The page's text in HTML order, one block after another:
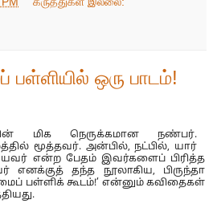
பள்ளியில் ஒரு பாடம்!
மிக நெருக்கமான நண்பர்.
மூத்தவர். அன்பில், நட்பில், யார்
யவர் என்ற பேதம் இவர்களைப் பிரித்த
தந்த நூலாகிய, பிருந்தா
பள்ளிக் கூடம்!’ என்னும் கவிதைகள்